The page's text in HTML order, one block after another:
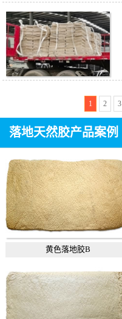
1 2 3
落地天然胶产品案例
黄色落地胶B